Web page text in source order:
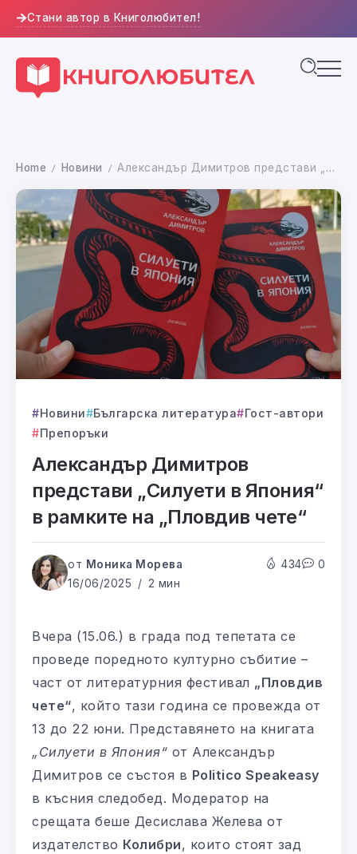
Стани автор в Книголюбител!
Home / Новини / Александър Димитров представи „Силуети в Япония“ в рамките на „Пловдив чете“
Новини Българска литература
Гост-автори
Препоръки
Александър Димитров
представи „Силуети в Япония“
в рамките на „Пловдив чете“
от Моника Морева
16/06/2025
2 мин
434 0
Вчера (15.06.) в града под тепетата се
проведе поредното културно събитие –
част от литературния фестивал „Пловдив
чете“, който тази година се провежда от
13 до 22 юни. Представянето на книгата
„Силуети в Япония“ от Александър
Димитров се състоя в Politico Speakeasy
в късния следобед. Модератор на
срещата беше Десислава Желева от
издателство Колибри, които стоят зад